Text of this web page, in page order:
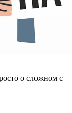
о сложном с